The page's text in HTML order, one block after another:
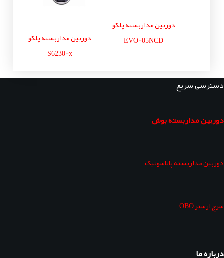
دوربین مداربسته پلکو
EVO-05NCD
دوربین مداربسته پلکو
S6230-x
دسترسی سریع
دوربین مداربسته بوش
دوربین مداربسته پاناسونیک
سرج ارستر OBO
درباره ما